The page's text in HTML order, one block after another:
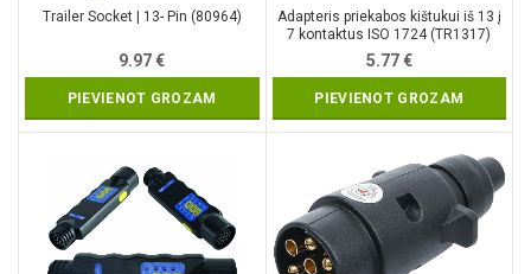
Trailer Socket | 13- Pin (80964)
9.97€
PIEVIENOT GROZAM
Adapteris priekabos kištukui iš 13 į
7 kontaktus ISO 1724 (TR1317)
5.77€
PIEVIENOT GROZAM